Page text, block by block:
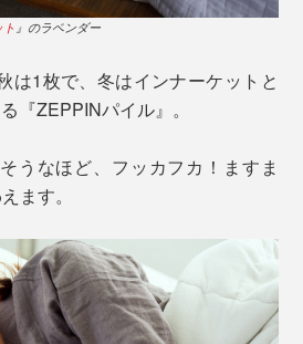
』のラベンダー
は1枚で、冬はインナーケットと
『ZEPPINパイル』。
うなほど、フッカフカ！ますま
ます。